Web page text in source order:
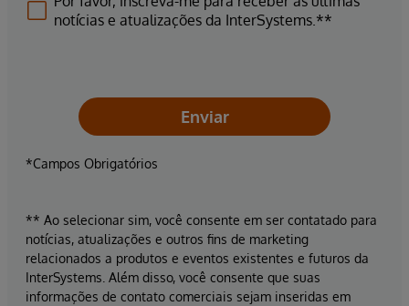
notícias e atualizações da InterSystems.**
Enviar
*Campos Obrigatórios
** Ao selecionar sim, você consente em ser contatado para
notícias, atualizações e outros fins de marketing
relacionados a produtos e eventos existentes e futuros da
InterSystems. Além disso, você consente que suas
informações de contato comerciais sejam inseridas em